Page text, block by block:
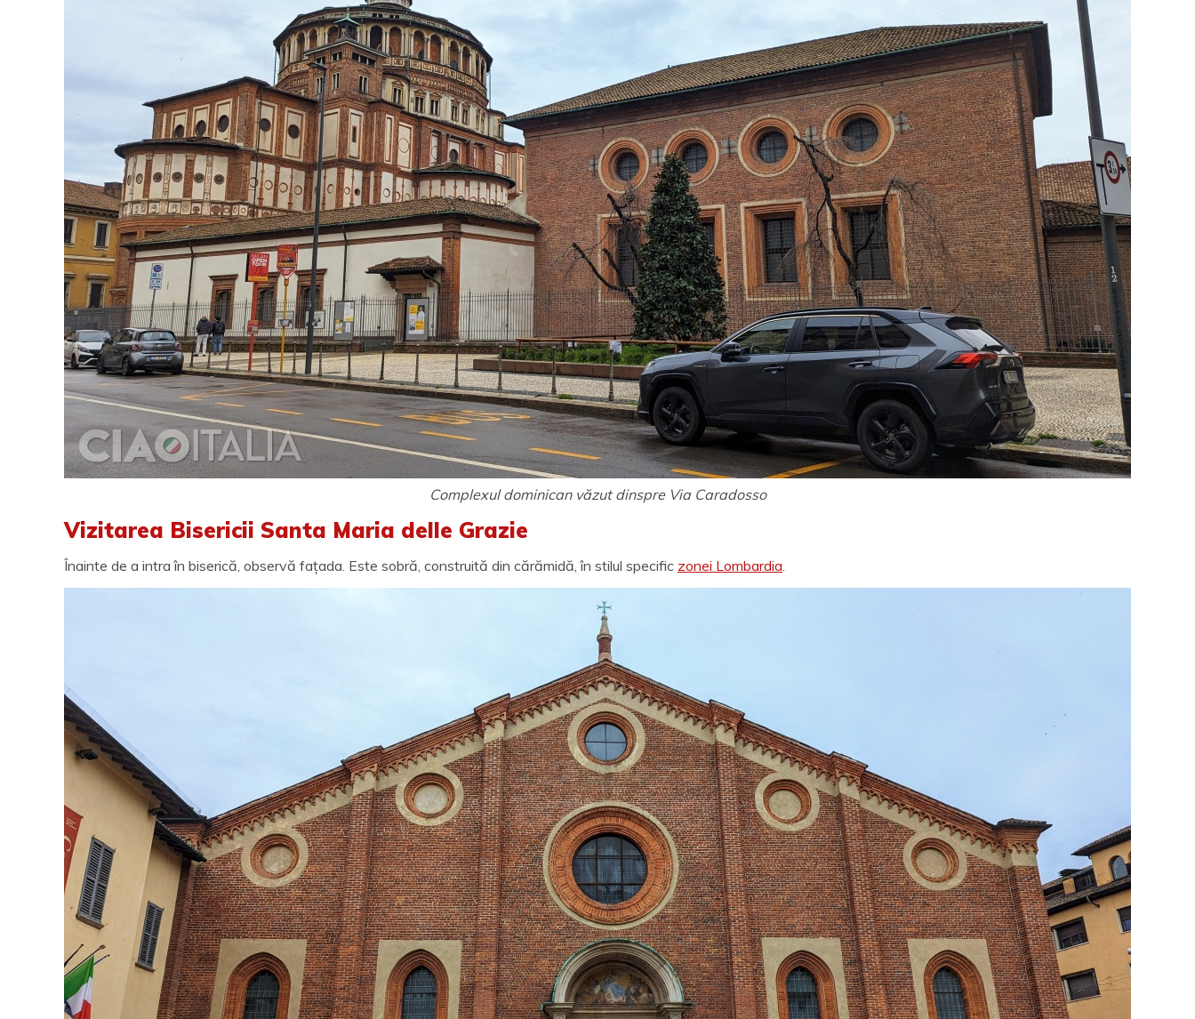
Complexul dominican văzut dinspre Via Caradosso
Vizitarea Bisericii Santa Maria delle Grazie
Înainte de a intra în biserică, observă fațada. Este sobră, construită din cărămidă, în stilul specific zonei Lombardia.